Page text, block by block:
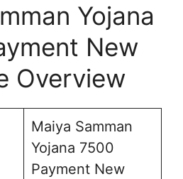
Yojana
New
Overview
Maiya Samman
Yojana 7500
Payment New